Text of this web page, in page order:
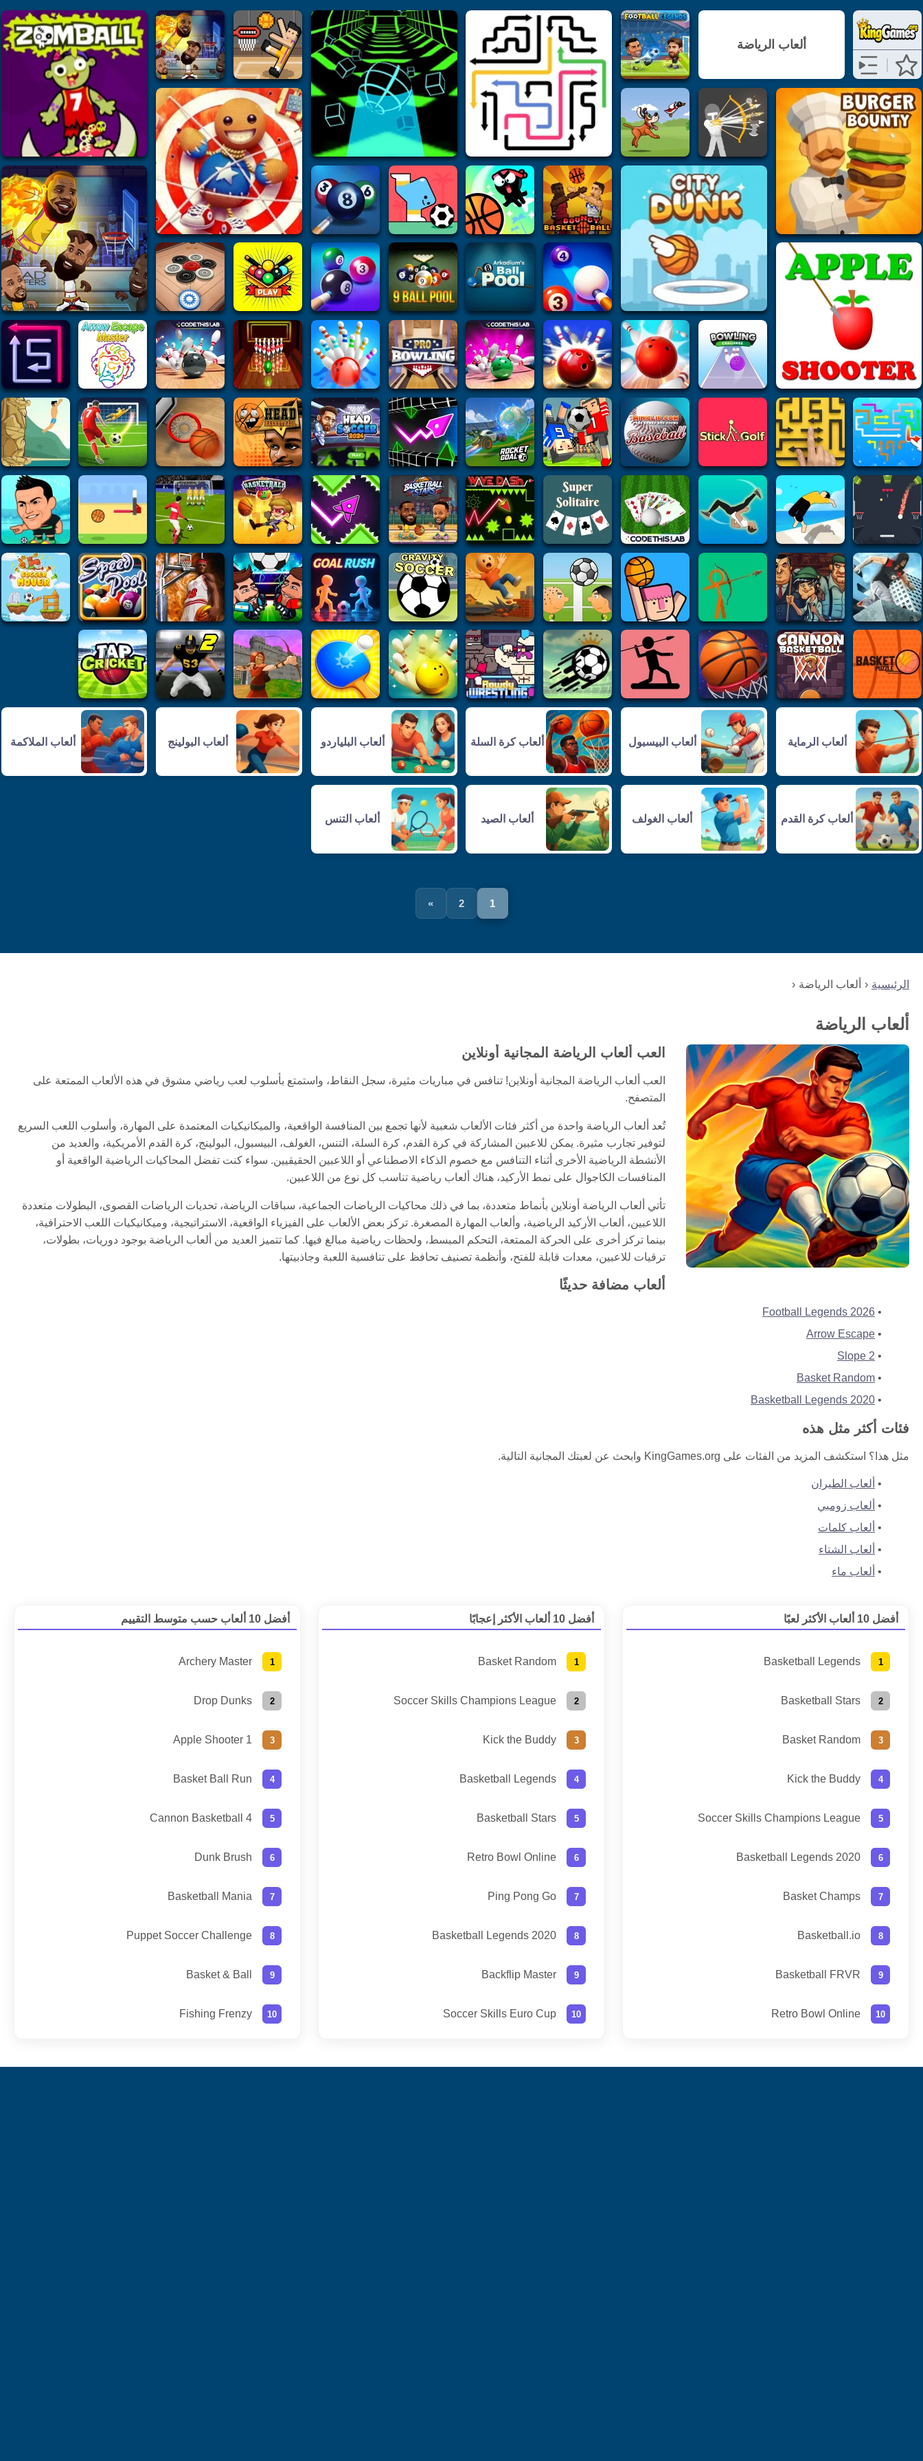
الرئيسية ألعاب الرياضة
ألعاب الرياضة
العب ألعاب الرياضة المجانية أونلاين
العب ألعاب الرياضة المجانية أونلاين! تنافس في مباريات مثيرة، سجل النقاط، واستمتع بأسلوب لعب رياضي مشوق في هذه الألعاب الممتعة على
المتصفح.
تُعد ألعاب الرياضة واحدة من أكثر فئات الألعاب شعبية لأنها تجمع بين المنافسة الواقعية، والميكانيكيات المعتمدة على المهارة، وأسلوب اللعب السريع
لتوفير تجارب مثيرة. يمكن للاعبين المشاركة في كرة القدم، كرة السلة، التنس، الغولف، البيسبول، البولينج، كرة القدم الأمريكية، والعديد من
الأنشطة الرياضية الأخرى أثناء التنافس مع خصوم الذكاء الاصطناعي أو اللاعبين الحقيقيين. سواء كنت تفضل المحاكيات الرياضية الواقعية أو
المنافسات الكاجوال على نمط الأركيد، هناك ألعاب رياضية تناسب كل نوع من اللاعبين.
تأتي ألعاب الرياضة أونلاين بأنماط متعددة، بما في ذلك محاكيات الرياضات الجماعية، سباقات الرياضة، تحديات الرياضات القصوى، البطولات متعددة
اللاعبين، ألعاب الأركيد الرياضية، وألعاب المهارة المصغرة. تركز بعض الألعاب على الفيزياء الواقعية، الاستراتيجية، وميكانيكيات اللعب الاحترافية،
بينما تركز أخرى على الحركة الممتعة، التحكم المبسط، ولحظات رياضية مبالغ فيها. كما تتميز العديد من ألعاب الرياضة بوجود دوريات، بطولات،
ترقيات للاعبين، معدات قابلة للفتح، وأنظمة تصنيف تحافظ على تنافسية اللعبة وجاذبيتها.
ألعاب مضافة حديثًا
Football Legends 2026
Arrow Escape
Slope 2
Basket Random
Basketball Legends 2020
فئات أكثر مثل هذه
مثل هذا؟ استكشف المزيد من الفئات على KingGames.org وابحث عن لعبتك المجانية التالية.
ألعاب الطيران
ألعاب زومبي
ألعاب كلمات
ألعاب الشتاء
ألعاب ماء
أفضل 10 ألعاب الأكثر لعبًا
Basketball Legends
Basketball Stars
Basket Random
Kick the Buddy
Soccer Skills Champions League
Basketball Legends 2020
Basket Champs
Basketball.io
Basketball FRVR
Retro Bowl Online
أفضل 10 ألعاب الأكثر إعجابًا
Basket Random
Soccer Skills Champions League
Kick the Buddy
Basketball Legends
Basketball Stars
Retro Bowl Online
Ping Pong Go
Basketball Legends 2020
Backflip Master
Soccer Skills Euro Cup
أفضل 10 ألعاب حسب متوسط التقييم
Archery Master
Drop Dunks
Apple Shooter 1
Basket Ball Run
Cannon Basketball 4
Dunk Brush
Basketball Mania
Puppet Soccer Challenge
Basket & Ball
Fishing Frenzy
ألعاب الرياضة
ألعاب الرماية ألعاب البيسبول ألعاب كرة السلة ألعاب البلياردو ألعاب البولينج ألعاب الملاكمة
ألعاب كرة القدم ألعاب الغولف ألعاب الصيد ألعاب التنس
1
2
»